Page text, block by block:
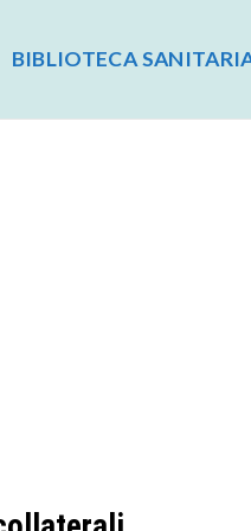
BIBLIOTECA